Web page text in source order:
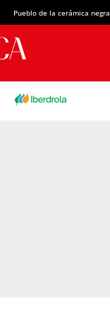
Pueblo de la cerámica negra